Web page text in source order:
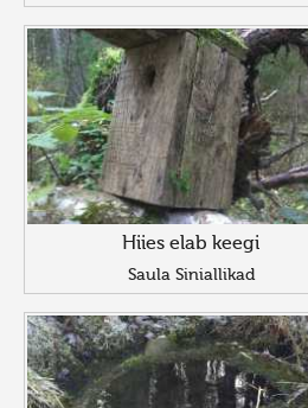
Hiies elab keegi
Saula Siniallikad